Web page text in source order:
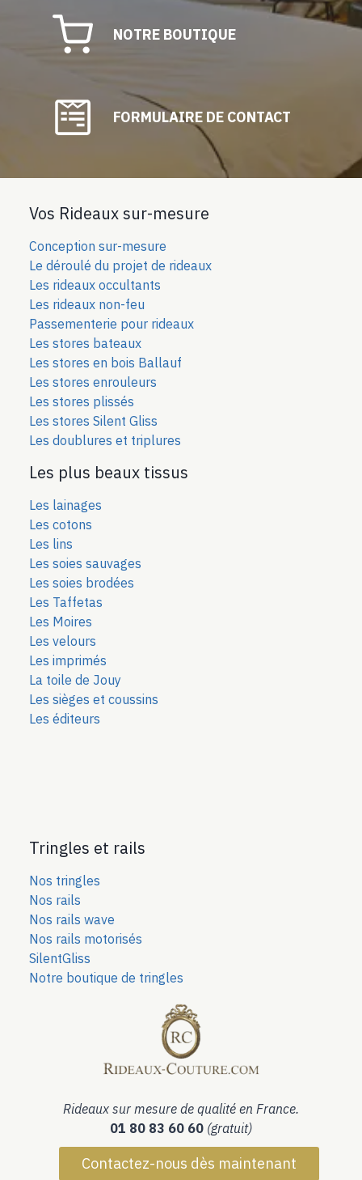
NOTRE BOUTIQUE
FORMULAIRE DE CONTACT
Vos Rideaux sur-mesure
Conception sur-mesure
Le déroulé du projet de rideaux
Les rideaux occultants
Les rideaux non-feu
Passementerie pour rideaux
Les stores bateaux
Les stores en bois Ballauf
Les stores enrouleurs
Les stores plissés
Les stores Silent Gliss
Les doublures et triplures
Les plus beaux tissus
Les lainages
Les cotons
Les lins
Les soies sauvages
Les soies brodées
Les Taffetas
Les Moires
Les velours
Les imprimés
La toile de Jouy
Les sièges et coussins
Les éditeurs
Tringles et rails
Nos tringles
Nos rails
Nos rails wave
Nos rails motorisés
SilentGliss
Notre boutique de tringles
Rideaux sur mesure de qualité en France.
01 80 83 60 60 (gratuit)
Contactez-nous dès maintenant